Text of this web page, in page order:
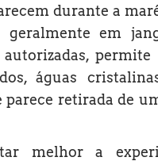
durante a
geralmente em
autorizadas, permite
águas
parece retirada de
melhor a